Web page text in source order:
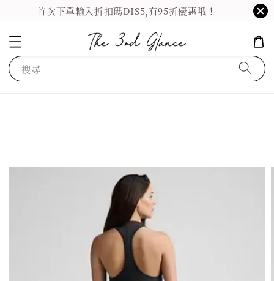
首次下單輸入折扣碼DIS5,有95折優惠哦！
搜尋